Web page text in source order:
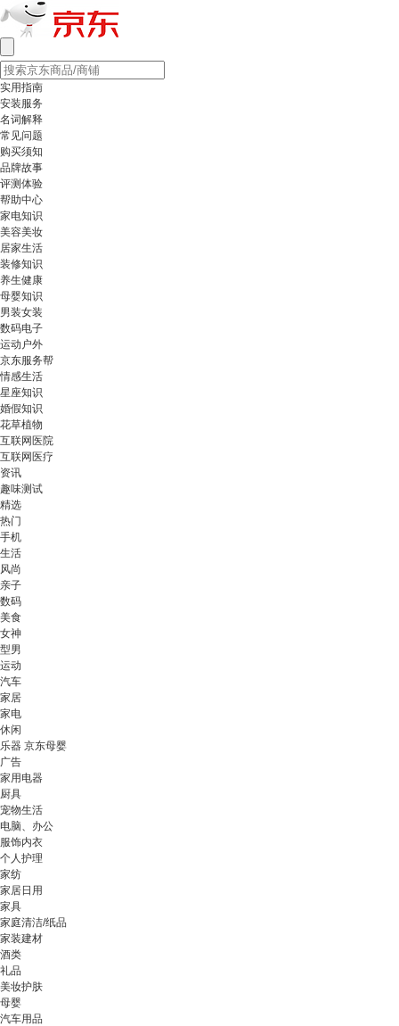
实用指南
安装服务
名词解释
常见问题
购买须知
品牌故事
评测体验
帮助中心
家电知识
美容美妆
居家生活
装修知识
养生健康
母婴知识
男装女装
数码电子
运动户外
京东服务帮
情感生活
星座知识
婚假知识
花草植物
互联网医院
互联网医疗
资讯
趣味测试
精选
热门
手机
生活
风尚
亲子
数码
美食
女神
型男
运动
汽车
家居
家电
休闲
乐器 京东母婴
广告
家用电器
厨具
宠物生活
电脑、办公
服饰内衣
个人护理
家纺
家居日用
家具
家庭清洁/纸品
家装建材
酒类
礼品
美妆护肤
母婴
汽车用品